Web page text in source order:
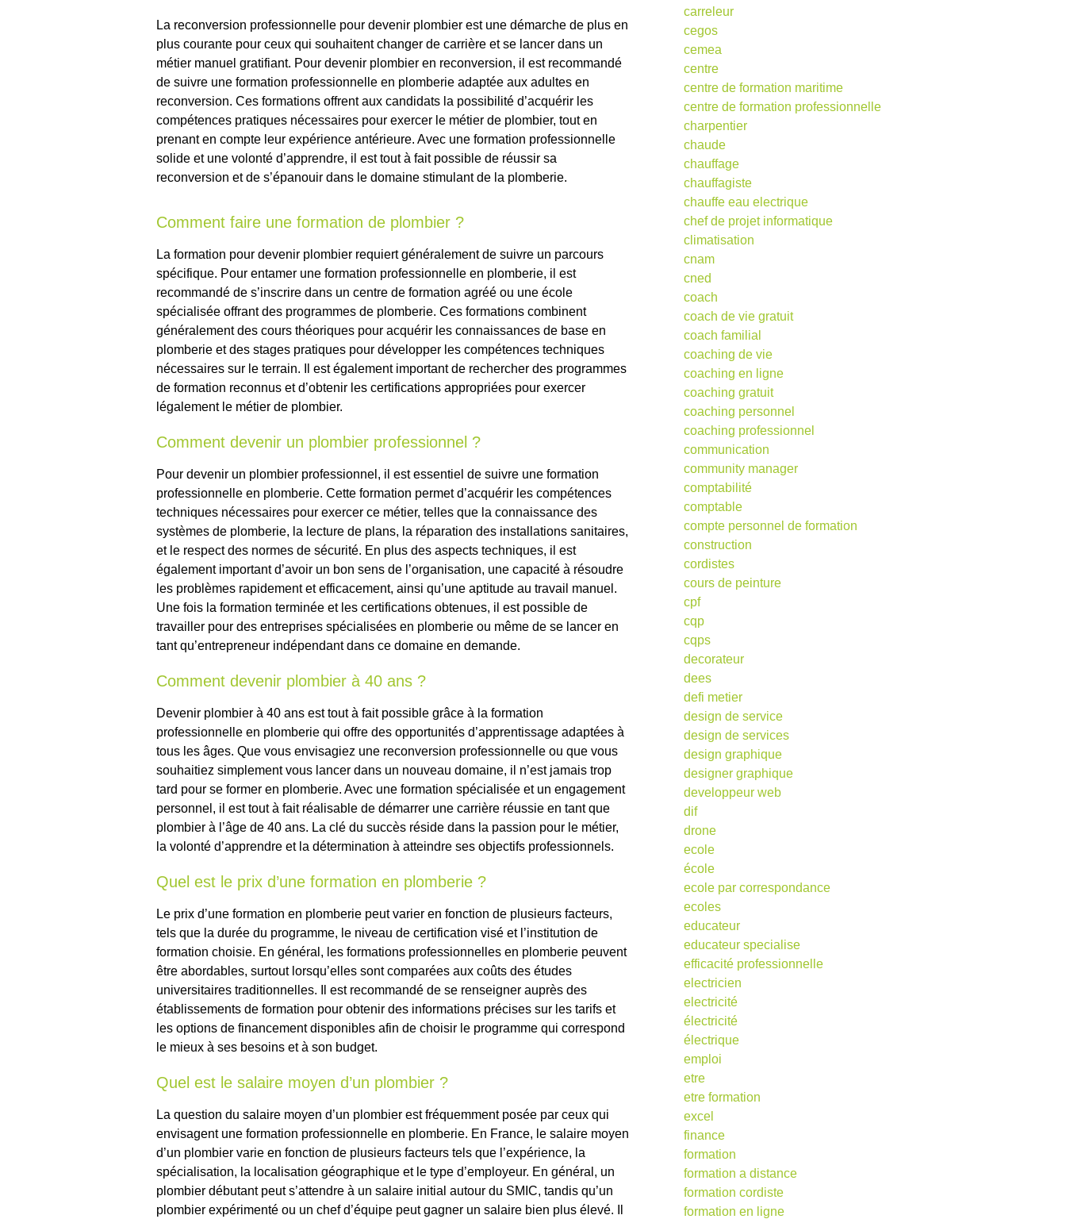
La reconversion professionnelle pour devenir plombier est une démarche de plus en
plus courante pour ceux qui souhaitent changer de carrière et se lancer dans un
métier manuel gratifiant. Pour devenir plombier en reconversion, il est recommandé
de suivre une formation professionnelle en plomberie adaptée aux adultes en
reconversion. Ces formations offrent aux candidats la possibilité d’acquérir les
compétences pratiques nécessaires pour exercer le métier de plombier, tout en
prenant en compte leur expérience antérieure. Avec une formation professionnelle
solide et une volonté d’apprendre, il est tout à fait possible de réussir sa
reconversion et de s’épanouir dans le domaine stimulant de la plomberie.
Comment faire une formation de plombier ?
La formation pour devenir plombier requiert généralement de suivre un parcours
spécifique. Pour entamer une formation professionnelle en plomberie, il est
recommandé de s’inscrire dans un centre de formation agréé ou une école
spécialisée offrant des programmes de plomberie. Ces formations combinent
généralement des cours théoriques pour acquérir les connaissances de base en
plomberie et des stages pratiques pour développer les compétences techniques
nécessaires sur le terrain. Il est également important de rechercher des programmes
de formation reconnus et d’obtenir les certifications appropriées pour exercer
légalement le métier de plombier.
Comment devenir un plombier professionnel ?
Pour devenir un plombier professionnel, il est essentiel de suivre une formation
professionnelle en plomberie. Cette formation permet d’acquérir les compétences
techniques nécessaires pour exercer ce métier, telles que la connaissance des
systèmes de plomberie, la lecture de plans, la réparation des installations sanitaires,
et le respect des normes de sécurité. En plus des aspects techniques, il est
également important d’avoir un bon sens de l’organisation, une capacité à résoudre
les problèmes rapidement et efficacement, ainsi qu’une aptitude au travail manuel.
Une fois la formation terminée et les certifications obtenues, il est possible de
travailler pour des entreprises spécialisées en plomberie ou même de se lancer en
tant qu’entrepreneur indépendant dans ce domaine en demande.
Comment devenir plombier à 40 ans ?
Devenir plombier à 40 ans est tout à fait possible grâce à la formation
professionnelle en plomberie qui offre des opportunités d’apprentissage adaptées à
tous les âges. Que vous envisagiez une reconversion professionnelle ou que vous
souhaitiez simplement vous lancer dans un nouveau domaine, il n’est jamais trop
tard pour se former en plomberie. Avec une formation spécialisée et un engagement
personnel, il est tout à fait réalisable de démarrer une carrière réussie en tant que
plombier à l’âge de 40 ans. La clé du succès réside dans la passion pour le métier,
la volonté d’apprendre et la détermination à atteindre ses objectifs professionnels.
Quel est le prix d’une formation en plomberie ?
Le prix d’une formation en plomberie peut varier en fonction de plusieurs facteurs,
tels que la durée du programme, le niveau de certification visé et l’institution de
formation choisie. En général, les formations professionnelles en plomberie peuvent
être abordables, surtout lorsqu’elles sont comparées aux coûts des études
universitaires traditionnelles. Il est recommandé de se renseigner auprès des
établissements de formation pour obtenir des informations précises sur les tarifs et
les options de financement disponibles afin de choisir le programme qui correspond
le mieux à ses besoins et à son budget.
Quel est le salaire moyen d’un plombier ?
La question du salaire moyen d’un plombier est fréquemment posée par ceux qui
envisagent une formation professionnelle en plomberie. En France, le salaire moyen
d’un plombier varie en fonction de plusieurs facteurs tels que l’expérience, la
spécialisation, la localisation géographique et le type d’employeur. En général, un
plombier débutant peut s’attendre à un salaire initial autour du SMIC, tandis qu’un
plombier expérimenté ou un chef d’équipe peut gagner un salaire bien plus élevé. Il
carreleur
cegos
cemea
centre
centre de formation maritime
centre de formation professionnelle
charpentier
chaude
chauffage
chauffagiste
chauffe eau electrique
chef de projet informatique
climatisation
cnam
cned
coach
coach de vie gratuit
coach familial
coaching de vie
coaching en ligne
coaching gratuit
coaching personnel
coaching professionnel
communication
community manager
comptabilité
comptable
compte personnel de formation
construction
cordistes
cours de peinture
cpf
cqp
cqps
decorateur
dees
defi metier
design de service
design de services
design graphique
designer graphique
developpeur web
dif
drone
ecole
école
ecole par correspondance
ecoles
educateur
educateur specialise
efficacité professionnelle
electricien
electricité
électricité
électrique
emploi
etre
etre formation
excel
finance
formation
formation a distance
formation cordiste
formation en ligne